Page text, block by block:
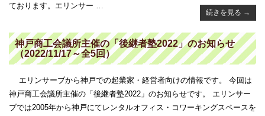
ております。エリンサー …
続きを見る →
神戸商工会議所主催の「後継者塾2022」のお知らせ
（2022/11/17～全5回）
エリンサーブから神戸での起業家・経営者向けの情報です。 今回は
神戸商工会議所主催の「後継者塾2022」のお知らせです。 エリンサー
ブでは2005年から神戸にてレンタルオフィス・コワーキングスペースを